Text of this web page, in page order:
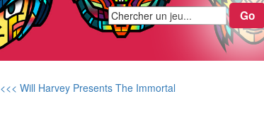
<<< Will Harvey Presents The Immortal